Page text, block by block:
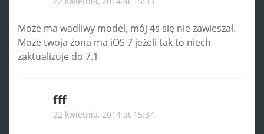
Może ma wadliwy model, mój 4s się nie zawieszał.
Może twoja żona ma iOS 7 jeżeli tak to niech
zaktualizuje do 7.1
fff
22 kwietnia, 2014 at 15:34